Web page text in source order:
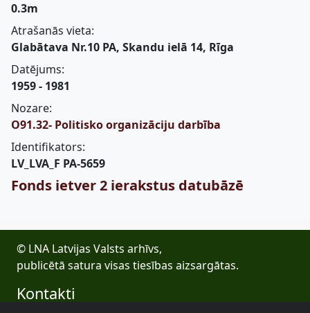
0.3m
Atrašanās vieta:
Glabātava Nr.10 PA, Skandu ielā 14, Rīga
Datējums:
1959 - 1981
Nozare:
O91.32- Politisko organizāciju darbība
Identifikators:
LV_LVA_F PA-5659
Fonds ietver 2 ierakstus datubāzē
© LNA Latvijas Valsts arhīvs,
publicētā satura visas tiesības aizsargātas.
Kontakti